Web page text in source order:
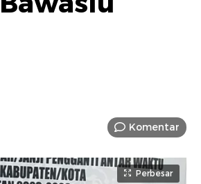
Komentar
Perbesar